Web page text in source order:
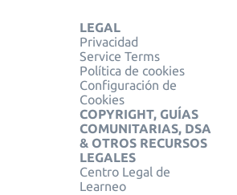
LEGAL
Privacidad
Service Terms
Política de cookies
Configuración de
Cookies
COPYRIGHT, GUÍAS
COMUNITARIAS, DSA
& OTROS RECURSOS
LEGALES
Centro Legal de
Learneo